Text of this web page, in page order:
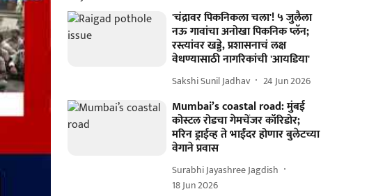
'चंद्रावर पिकनिकला चला'! ५ जुलैला
नऊ गावांचा अनोखा पिकनिक प्लॅन;
रस्त्यांवर खड्डे, प्रशासनाचं लक्ष
वेधण्यासाठी नागरिकांची 'आयडिया'
Sakshi Sunil Jadhav 24 Jun 2026
Mumbai’s coastal road: मुंबई
कोस्टल रोडचा गेमचेंजर कॉरिडोर;
मरिन ड्राईव्ह ते भाईंदर होणार बुलेटच्या
वेगाने प्रवास
Surabhi Jayashree Jagdish
18 Jun 2026